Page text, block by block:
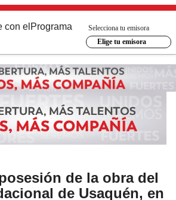
con el Programa
Selecciona tu emisora
Elige tu emisora
de la obra del
de Usaquén, en